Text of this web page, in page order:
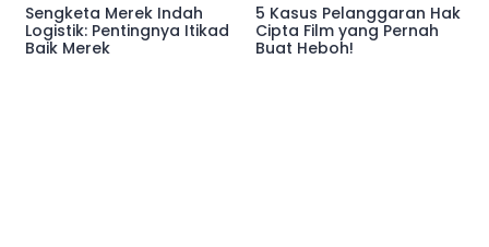
Sengketa Merek Indah
Logistik: Pentingnya Itikad
Baik Merek
5 Kasus Pelanggaran Hak
Cipta Film yang Pernah
Buat Heboh!